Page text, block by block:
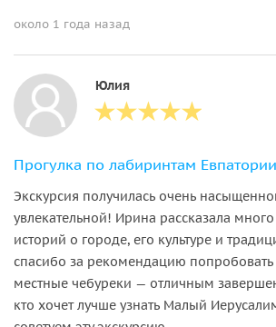
около 1 года назад
Юлия
Прогулка по лабиринтам Евпатории
Экскурсия получилась очень
увлекательной! Ирина рассказала
историй о городе, его культуре и
спасибо за рекомендацию
местные чебуреки — отличным
кто хочет лучше узнать Малый